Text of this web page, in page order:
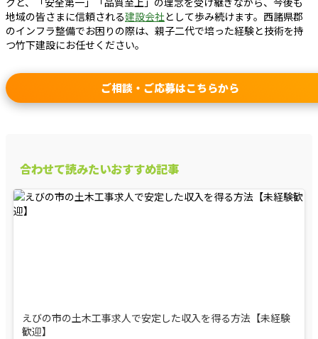
地域の皆さまに信頼される建設会社として歩み続けます。西諸県郡
のインフラ整備でお困りの際は、親子二代で培った経験と技術を持
つ竹下建設にお任せください。
ご相談・ご応募はこちらから
合わせて読みたいおすすめ記事
えびの市の土木工事求人で安定した収入を得る方法【未経験
歓迎】